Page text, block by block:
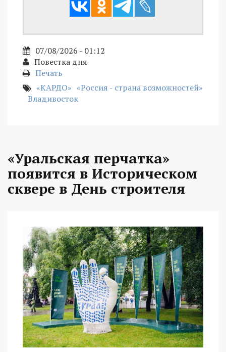
07/08/2026 - 01:12
Повестка дня
Печать
«КАРДО» «Россия - страна возможностей»
Владивосток
«Уральская перчатка»
появится в Историческом
сквере в День строителя